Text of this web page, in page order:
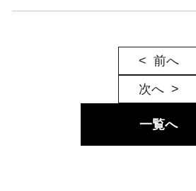
前へ
次へ
一覧へ